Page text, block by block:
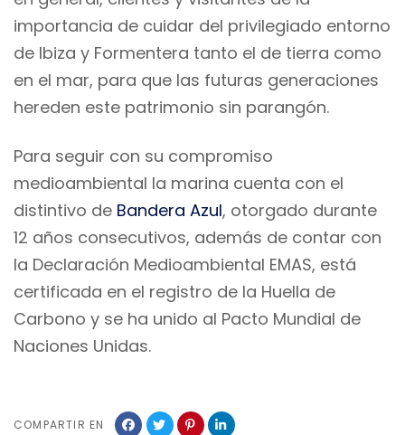
importancia de cuidar del privilegiado entorno
de Ibiza y Formentera tanto el de tierra como
en el mar, para que las futuras generaciones
hereden este patrimonio sin parangón.
Para seguir con su compromiso
medioambiental la marina cuenta con el
distintivo de Bandera Azul, otorgado durante
12 años consecutivos, además de contar con
la Declaración Medioambiental EMAS, está
certificada en el registro de la Huella de
Carbono y se ha unido al Pacto Mundial de
Naciones Unidas.
COMPARTIR EN